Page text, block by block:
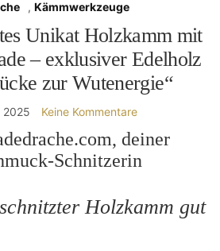
, Kämmwerkzeuge
Unikat Holzkamm mit
– exklusiver Edelholz
zur Wutenergie“
2025 Keine Kommentare
deiner
Schnitzerin
Holzkamm gut